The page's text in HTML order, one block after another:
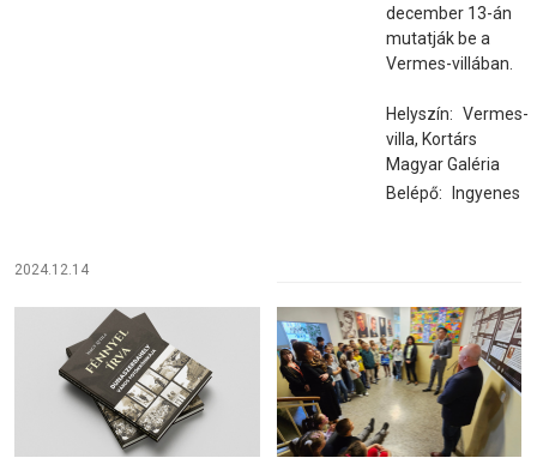
2024.12.14
december 13-án
mutatják be a
Vermes-villában.
Helyszín: Vermes-
villa, Kortárs
Magyar Galéria
Belépő:
Ingyenes